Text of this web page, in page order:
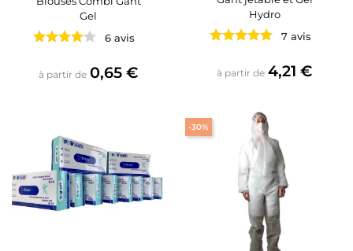
Gel
6 avis
à partir de Prix
0,65 €
Hydro
7 avis
à partir de Prix
4,21 €
-30%